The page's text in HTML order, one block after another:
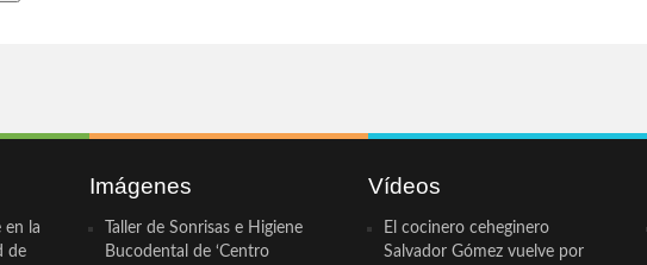
en la
de
Imágenes
Taller de Sonrisas e Higiene
Bucodental de ‘Centro
Vídeos
El cocinero ceheginero
Salvador Gómez vuelve por